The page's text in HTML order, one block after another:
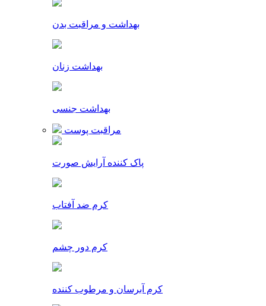
بهداشت و مراقبت بدن
بهداشت زنان
بهداشت جنسی
مراقبت پوست
پاک کننده آرایش صورت
کرم ضد آفتاب
کرم دور چشم
کرم آبرسان و مرطوب کننده